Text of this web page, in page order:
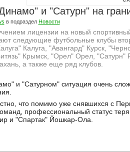
и "Сатурн" на
в подраздел Новости
лицензии на новый
следующие футбольные клубы
Калуга, "Авангард" Курск,
Крымск, "Орел" Орел, "Сатурн"
а также еще ряд клубов.
и "Сатурном" ситуация очень
что помимо уже снявшихся с
профессиональный статус
и "Спартак" Йошкар-Ола.